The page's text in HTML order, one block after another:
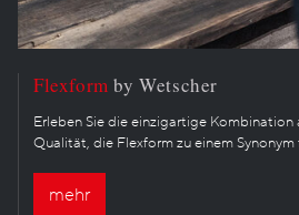
Flexform by Wetscher
Erleben Sie die einzigartige Kombination
Qualität, die Flexform zu einem
mehr